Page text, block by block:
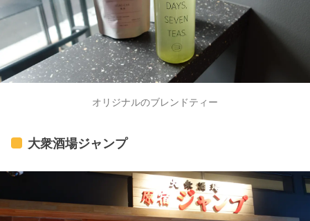
オリジナルのブレンドティー
大衆酒場ジャンプ